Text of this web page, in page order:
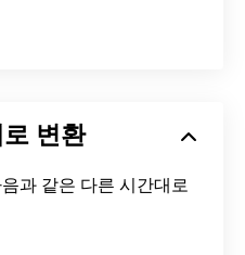
변환
과 같은 다른 시간대로